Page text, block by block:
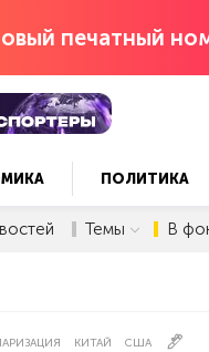
печатный
ПОЛИТИКА
Темы В
КИТАЙ США